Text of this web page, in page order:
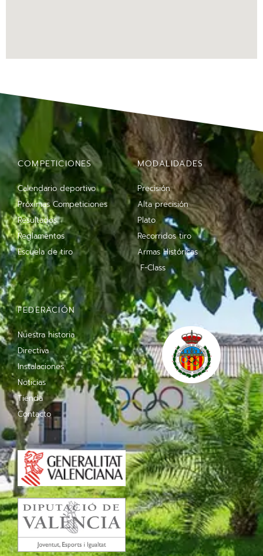
COMPETICIONES
Calendario deportivo
Próximas Competiciones
Resultados
Reglamentos
Escuela de tiro
MODALIDADES
Precisión
Alta precisión
Plato
Recorridos tiro
Armas Históricas
F-Class
FEDERACIÓN
Nuestra historia
Directiva
Instalaciones
Noticias
Tienda
Contacto